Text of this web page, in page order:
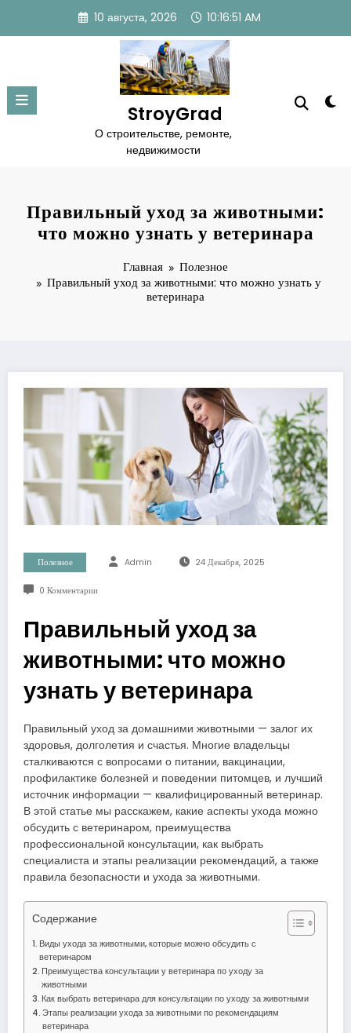
содержимому
10 августа, 2026 10:16:52 AM
StroyGrad
О строительстве, ремонте,
недвижимости
Правильный уход за животными:
что можно узнать у ветеринара
Главная
Полезное
Правильный уход за животными: что можно узнать у
ветеринара
Полезное Admin 24 Декабря, 2025
0 Комментарии
Правильный уход за
животными: что можно
узнать у ветеринара
Правильный уход за домашними животными — залог их
здоровья, долголетия и счастья. Многие владельцы
сталкиваются с вопросами о питании, вакцинации,
профилактике болезней и поведении питомцев, и лучший
источник информации — квалифицированный ветеринар.
В этой статье мы расскажем, какие аспекты ухода можно
обсудить с ветеринаром, преимущества
профессиональной консультации, как выбрать
специалиста и этапы реализации рекомендаций, а также
правила безопасности и ухода за животными.
Содержание
Виды ухода за животными, которые можно обсудить с
ветеринаром
Преимущества консультации у ветеринара по уходу за
животными
Как выбрать ветеринара для консультации по уходу за животными
Этапы реализации ухода за животными по рекомендациям
ветеринара